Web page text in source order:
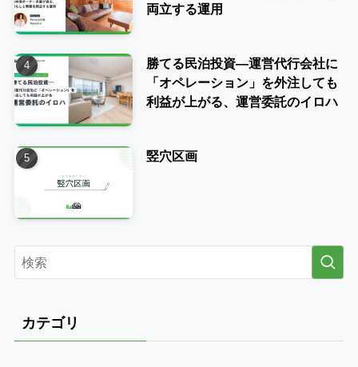
両立する運用
勝てる民泊投資―運営代行会社に
「オペレーション」を外注しても
利益が上がる、運営委託のイロハ
竪穴区画
カテゴリ